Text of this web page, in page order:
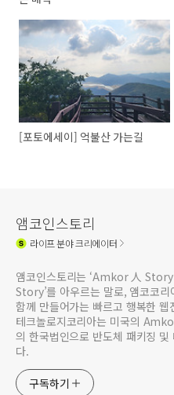
[포토에세이] 억불산 가는길
앰코인스토리
라이프분야 크리에이터
앰코인스토리는 ‘Amkor 人
Story’를 아우르는 말로, 앰코코리
함께 만들어가는 빠르고 행복한
테크놀로지코리아는 미국의
의 한국법인으로 반도체 패키징 및
다.
구독하기